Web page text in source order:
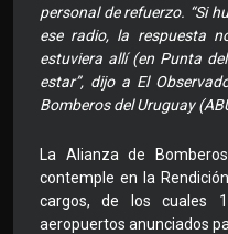
personal de refuerzo. “Si
ese radio, la respuesta
estuviera allí (en Punta
estar”, dijo a El
Bomberos del Uruguay
La Alianza de
contemple en la
cargos, de los cuales
aeropuertos anunciados